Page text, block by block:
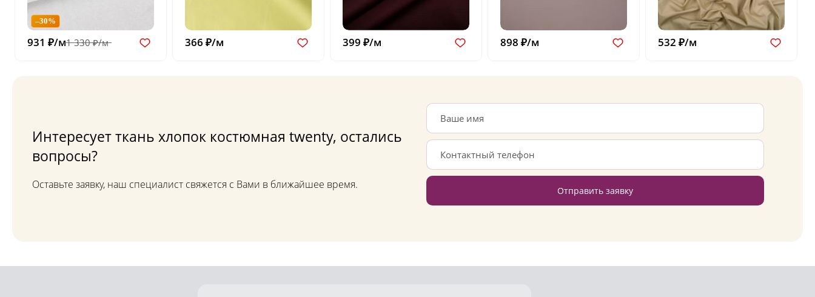
–30%
931 ₽/м1 330 ₽/м 366 ₽/м 399 ₽/м 898 ₽/м 532 ₽/м
Интересует ткань хлопок костюмная twenty, остались
вопросы?
Оставьте заявку, наш специалист свяжется с Вами в ближайшее время. Отправить заявку